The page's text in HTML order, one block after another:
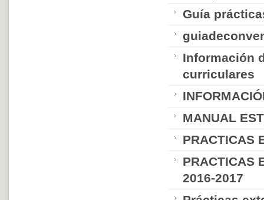
Guía
Información
curriculares
MANUAL
PRACTICAS
PRACTICAS
2016-2017